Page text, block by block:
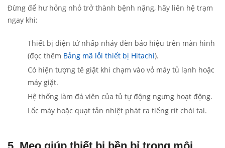
Đừng để hư hỏng nhỏ trở thành bệnh nặng, hãy liên hệ trạm
ngay khi:
Thiết bị điện tử nhấp nháy đèn báo hiệu trên màn hình
(đọc thêm Bảng mã lỗi thiết bị Hitachi).
Có hiện tượng tê giật khi chạm vào vỏ máy tủ lạnh hoặc
máy giặt.
Hệ thống làm đá viên của tủ tự động ngưng hoạt động.
Lốc máy hoặc quạt tản nhiệt phát ra tiếng rít chói tai.